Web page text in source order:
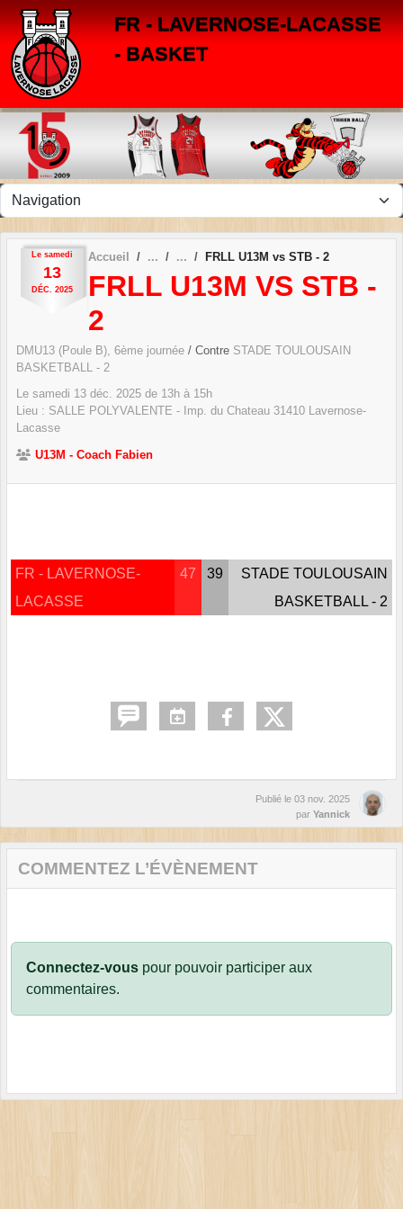
FR - LAVERNOSE-LACASSE
- BASKET
Le samedi
13
DÉC. 2025
Accueil FRLL U13M vs STB - 2
FRLL U13M VS STB -
2
DMU13 (Poule B), 6ème journée / Contre STADE TOULOUSAIN
BASKETBALL - 2
Le samedi 13 déc. 2025 de 13h à 15h
Lieu : SALLE POLYVALENTE - Imp. du Chateau 31410 Lavernose-
Lacasse
U13M - Coach Fabien
FR - LAVERNOSE-
LACASSE
47 39
STADE TOULOUSAIN
BASKETBALL - 2
Publié le 03 nov. 2025
par Yannick
COMMENTEZ L’ÉVÈNEMENT
Connectez-vous pour pouvoir participer aux
commentaires.
Panneau de gestion des cookies